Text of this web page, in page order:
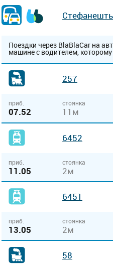
Поездки через BlaBlaCar на
машине с водителем, которому
257
приб.
07.52
стоянка
11м
6452
приб.
11.05
стоянка
2м
6451
приб.
13.05
стоянка
2м
58